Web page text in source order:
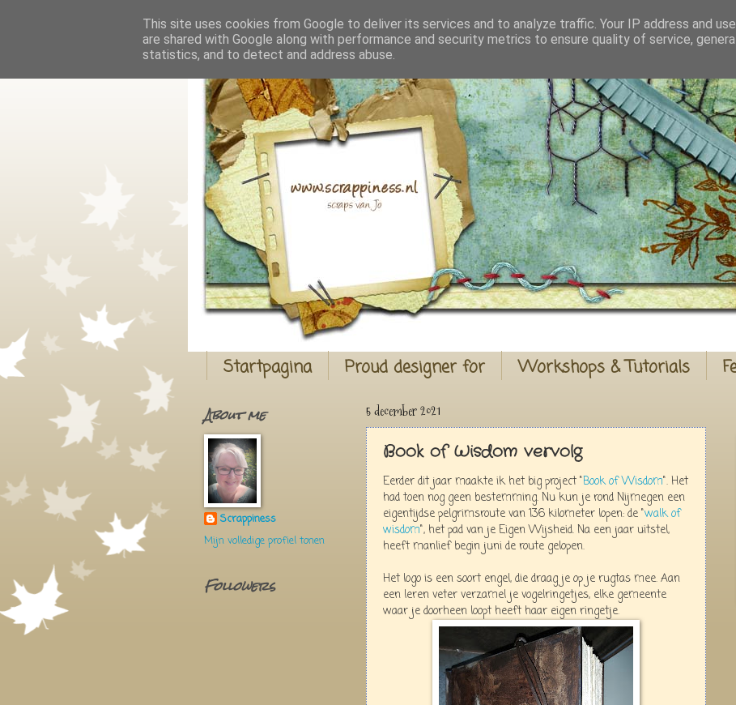
Startpagina Proud designer for Workshops & Tutorials
5 december 2021
Book of Wisdom vervolg
Eerder dit jaar maakte ik het big project "Book of Wisdom". Het
had toen nog geen bestemming. Nu kun je rond Nijmegen een
eigentijdse pelgrimsroute van 136 kilometer lopen: de "walk of
wisdom", het pad van je Eigen Wijsheid. Na een jaar uitstel,
heeft manlief begin juni de route gelopen.
Het logo is een soort engel, die draag je op je rugtas mee. Aan
een leren veter verzamel je vogelringetjes, elke gemeente
waar je doorheen loopt heeft haar eigen ringetje.
About me
Scrappiness
Mijn volledige profiel tonen
Followers
This site uses cookies from Google to deliver its services and to analyze traffic. Your IP address and
are shared with Google along with performance and security metrics to ensure quality of service,
statistics, and to detect and address abuse.